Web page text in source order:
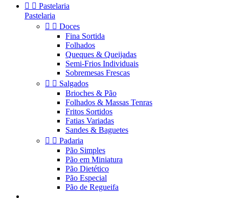
  Pastelaria
Pastelaria
  Doces
Fina Sortida
Folhados
Queques & Queijadas
Semi-Frios Individuais
Sobremesas Frescas
  Salgados
Brioches & Pão
Folhados & Massas Tenras
Fritos Sortidos
Fatias Variadas
Sandes & Baguetes
  Padaria
Pão Simples
Pão em Miniatura
Pão Dietético
Pão Especial
Pão de Regueifa